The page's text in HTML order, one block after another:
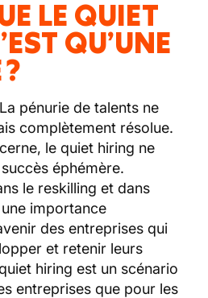
LE QUIET
QU’UNE
pénurie de talents ne
complètement résolue.
le quiet hiring ne
éphémère.
le reskilling et dans
importance
des entreprises qui
et retenir leurs
hiring est un scénario
entreprises que pour les